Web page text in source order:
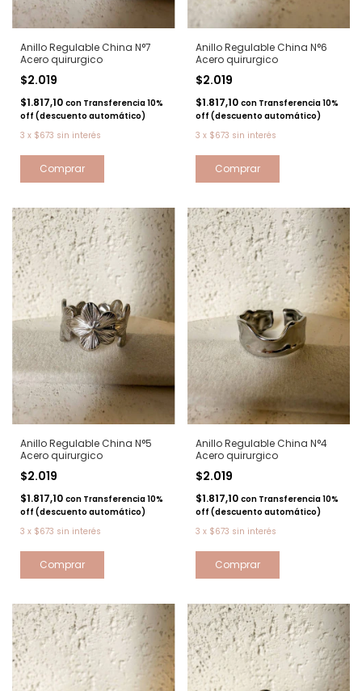
Anillo Regulable China N°7
Acero quirurgico
$2.019
$1.817,10 con Transferencia 10%
off (descuento automático)
3 x $673 sin interés
Anillo Regulable China N°6
Acero quirurgico
$2.019
$1.817,10 con Transferencia 10%
off (descuento automático)
3 x $673 sin interés
Anillo Regulable China N°5
Acero quirurgico
$2.019
$1.817,10 con Transferencia 10%
off (descuento automático)
3 x $673 sin interés
Anillo Regulable China N°4
Acero quirurgico
$2.019
$1.817,10 con Transferencia 10%
off (descuento automático)
3 x $673 sin interés